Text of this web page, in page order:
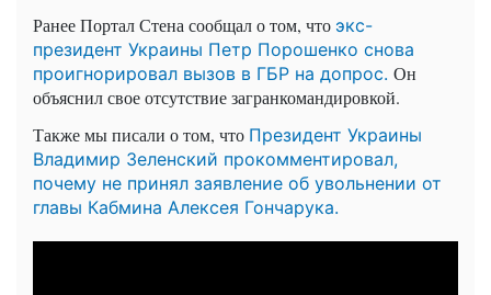
Ранее Портал Стена сообщал о том, что экс-
президент Украины Петр Порошенко снова
проигнорировал вызов в ГБР на допрос. Он
объяснил свое отсутствие загранкомандировкой.
Также мы писали о том, что Президент Украины
Владимир Зеленский прокомментировал,
почему не принял заявление об увольнении от
главы Кабмина Алексея Гончарука.